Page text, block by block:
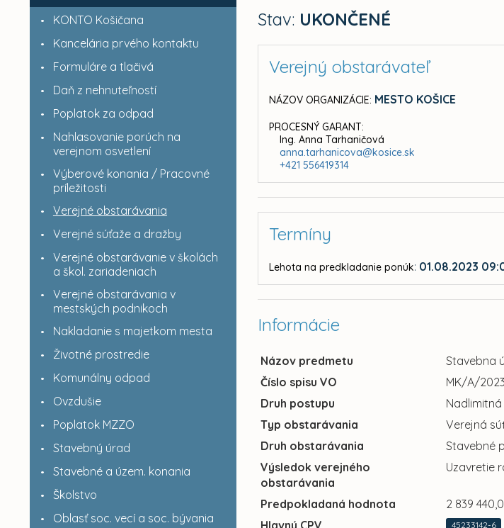
KONTO Košičana
Kancelária prvého kontaktu
Formuláre a tlačivá
Daň z nehnuteľností
Poplatok za odpad
Nahlasovanie porúch na
verejnom osvetlení
Výberové konania / Pracovné
príležitosti
Verejné obstarávania
Verejné súťaže a dražby
Verejné obstarávanie v školách
a škol. zariadeniach
Verejné obstarávania v
mestských podnikoch
Nakladanie s majetkom mesta
Životné prostredie
Komunálny odpad
Ovzdušie
Poplatok MZZO
Stavebný úrad
Stavebné a územ. konania
Školstvo
Oblasť soc. vecí a soc. bývania
Stav: UKONČENÉ
Verejný obstarávateľ
NÁZOV ORGANIZÁCIE: MESTO KOŠICE
PROCESNÝ GARANT:
Ing. Anna Tarhaničová
anna.tarhanicova@kosice.sk
+421 556419314
Termíny
Lehota na predkladanie ponúk: 01.08.2023
Informácie
Názov predmetu
Stavebna
Číslo spisu VO
MK/A/
Druh postupu
Typ obstarávania
Verejná
Druh obstarávania
Stavebné
Výsledok verejného
obstarávania
Uzavretie
Predpokladaná hodnota
2 839
Hlavný CPV
45233142-6